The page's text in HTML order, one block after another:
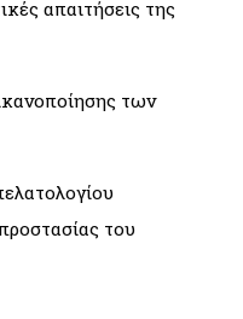
απαιτήσεις της
των
του